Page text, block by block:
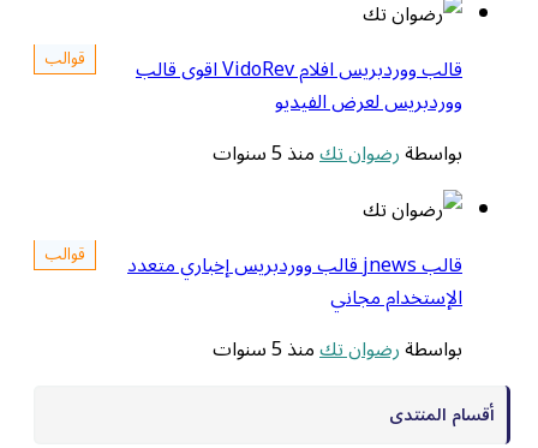
قوالب قالب ووردبريس افلام VidoRev اقوى قالب
ووردبريس لعرض الفيديو
بواسطةرضوان تكمنذ 5 سنوات
قوالب قالب jnews قالب ووردبريس إخباري متعدد
الإستخدام مجاني
بواسطةرضوان تكمنذ 5 سنوات
أقسام المنتدى